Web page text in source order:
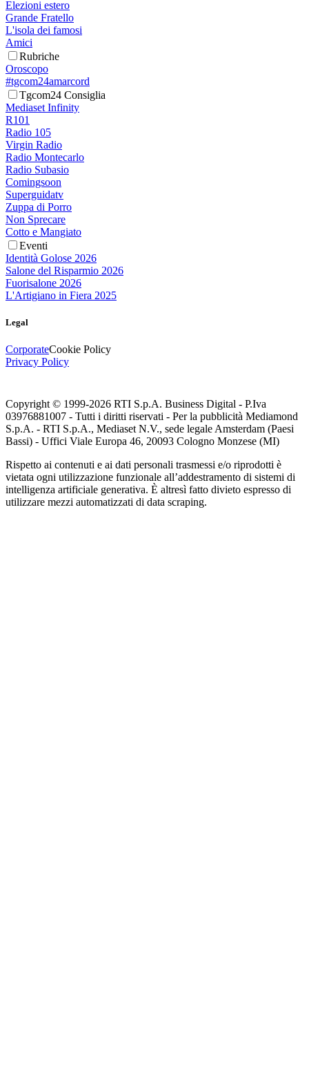
Elezioni estero
Grande Fratello
L'isola dei famosi
Amici
Rubriche
Oroscopo
#tgcom24amarcord
Tgcom24 Consiglia
Mediaset Infinity
R101
Radio 105
Virgin Radio
Radio Montecarlo
Radio Subasio
Comingsoon
Superguidatv
Zuppa di Porro
Non Sprecare
Cotto e Mangiato
Eventi
Identità Golose 2026
Salone del Risparmio 2026
Fuorisalone 2026
L'Artigiano in Fiera 2025
Legal
CorporateCookie Policy
Privacy Policy
Copyright © 1999-2026 RTI S.p.A. Business Digital - P.Iva
03976881007 - Tutti i diritti riservati - Per la pubblicità Mediamond
S.p.A. - RTI S.p.A., Mediaset N.V., sede legale Amsterdam (Paesi
Bassi) - Uffici Viale Europa 46, 20093 Cologno Monzese (MI)
Rispetto ai contenuti e ai dati personali trasmessi e/o riprodotti è
vietata ogni utilizzazione funzionale all’addestramento di sistemi di
intelligenza artificiale generativa. È altresì fatto divieto espresso di
utilizzare mezzi automatizzati di data scraping.